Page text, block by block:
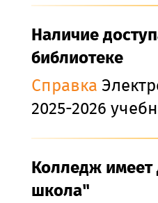
Наличие
библиотеке
Справка
2025-2026
Колледж
школа"